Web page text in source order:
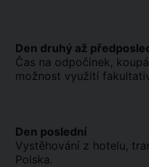
Den druhý až
Čas na odpočinek,
možnost využití
Den poslední
Vystěhování z hotelu,
Polska.